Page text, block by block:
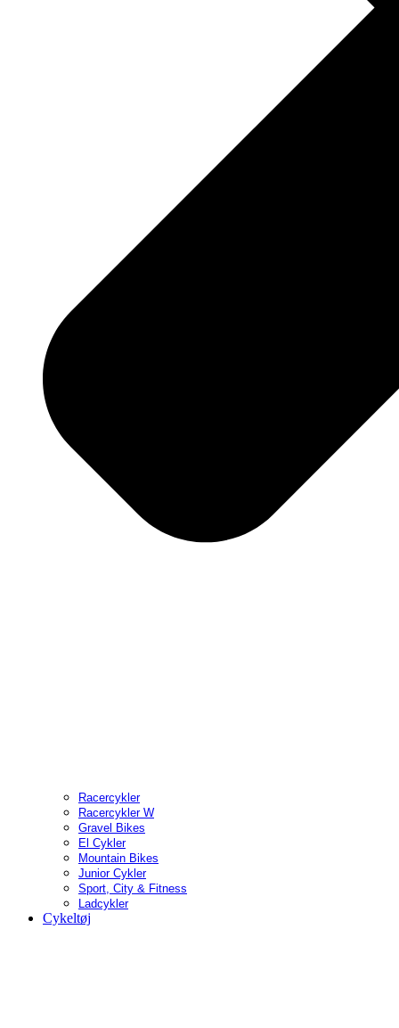
Racercykler
Racercykler W
Gravel Bikes
El Cykler
Mountain Bikes
Junior Cykler
Sport, City & Fitness
Ladcykler
Cykeltøj